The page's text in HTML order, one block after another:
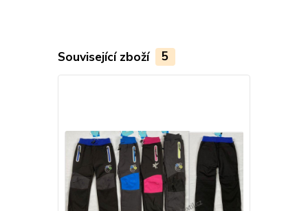
Související zboží 5